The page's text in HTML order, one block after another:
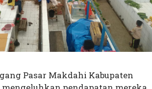
Pasar Makdahi Kabupaten